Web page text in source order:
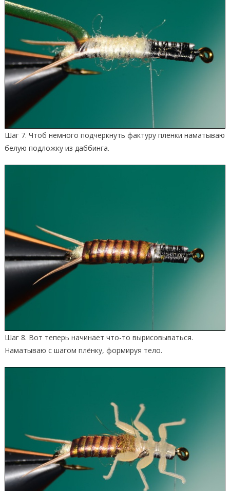
Шаг 7. Чтоб немного подчеркнуть фактуру пленки наматываю
белую подложку из даббинга.
Шаг 8. Вот теперь начинает что-то вырисовываться.
Наматываю с шагом плёнку, формируя тело.